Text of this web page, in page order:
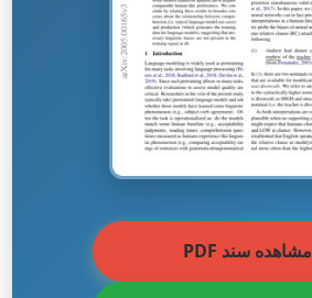
مشاهده سند PDF